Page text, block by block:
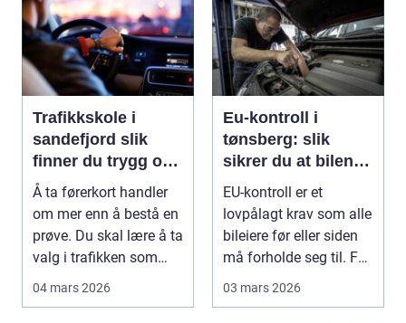
Trafikkskole i
sandefjord slik
finner du trygg og
effektiv opplæring
Å ta førerkort handler
om mer enn å bestå en
prøve. Du skal lære å ta
valg i trafikken som
påvirker ...
04 mars 2026
Eu-kontroll i
tønsberg: slik
sikrer du at bilen
går gjennom
EU-kontroll er et
lovpålagt krav som alle
bileiere før eller siden
må forholde seg til. For
mange bl...
03 mars 2026